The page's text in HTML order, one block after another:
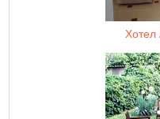
Хотел